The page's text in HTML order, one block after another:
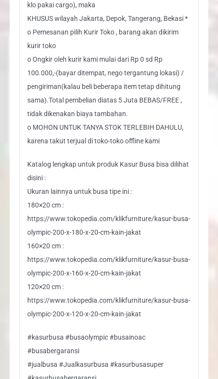
klo pakai cargo), maka
KHUSUS wilayah Jakarta, Depok, Tangerang, Bekasi *
o Pemesanan pilih Kurir Toko , barang akan dikirim
kurir toko
o Ongkir oleh kurir kami mulai dari Rp 0 sd Rp
100.000,-(bayar ditempat, nego tergantung lokasi) /
pengiriman(kalau beli beberapa item tetap dihitung
sama).Total pembelian diatas 5 Juta BEBAS/FREE ,
tidak dikenakan biaya tambahan.
o MOHON UNTUK TANYA STOK TERLEBIH DAHULU,
karena takut terjual di toko-toko offline kami
Katalog lengkap untuk produk Kasur Busa bisa dilihat
disini :
Ukuran lainnya untuk busa tipe ini :
180×20 cm :
https://www.tokopedia.com/klikfurniture/kasur-busa-
olympic-200-x-180-x-20-cm-kain-jakat
160×20 cm :
https://www.tokopedia.com/klikfurniture/kasur-busa-
olympic-200-x-160-x-20-cm-kain-jakat
120×20 cm :
https://www.tokopedia.com/klikfurniture/kasur-busa-
olympic-200-x-120-x-20-cm-kain-jakat
#kasurbusa #busaolympic #busainoac
#busabergaransi
#jualbusa #Jualkasurbusa #kasurbusasuper